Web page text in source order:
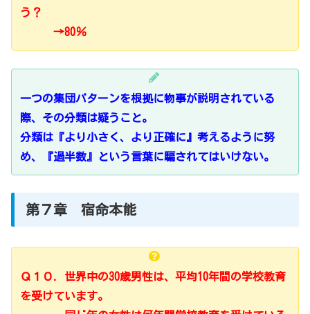
う？
→80％
一つの集団パターンを根拠に物事が説明されている
際、その分類は疑うこと。
分類は『より小さく、より正確に』考えるように努
め、『過半数』という言葉に騙されてはいけない。
第７章 宿命本能
Ｑ１０．世界中の30歳男性は、平均10年間の学校教育
を受けています。